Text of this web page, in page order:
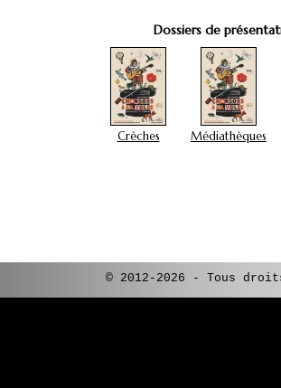
Dossiers de
Crèches Médiathèques
© 2012-2026 - Tous